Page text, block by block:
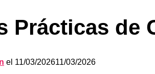
Prácticas de
el 11/03/202611/03/2026